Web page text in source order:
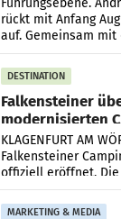
rückt mit Anfang
auf. Gemeinsam
Neubesetzungen
DESTINATION
Falkensteiner
modernisierten
Wörthersee
KLAGENFURT AM
Falkensteiner
offiziell eröffnet.
Tourism Group
Klagenfurt haben den
MARKETING & MEDIA